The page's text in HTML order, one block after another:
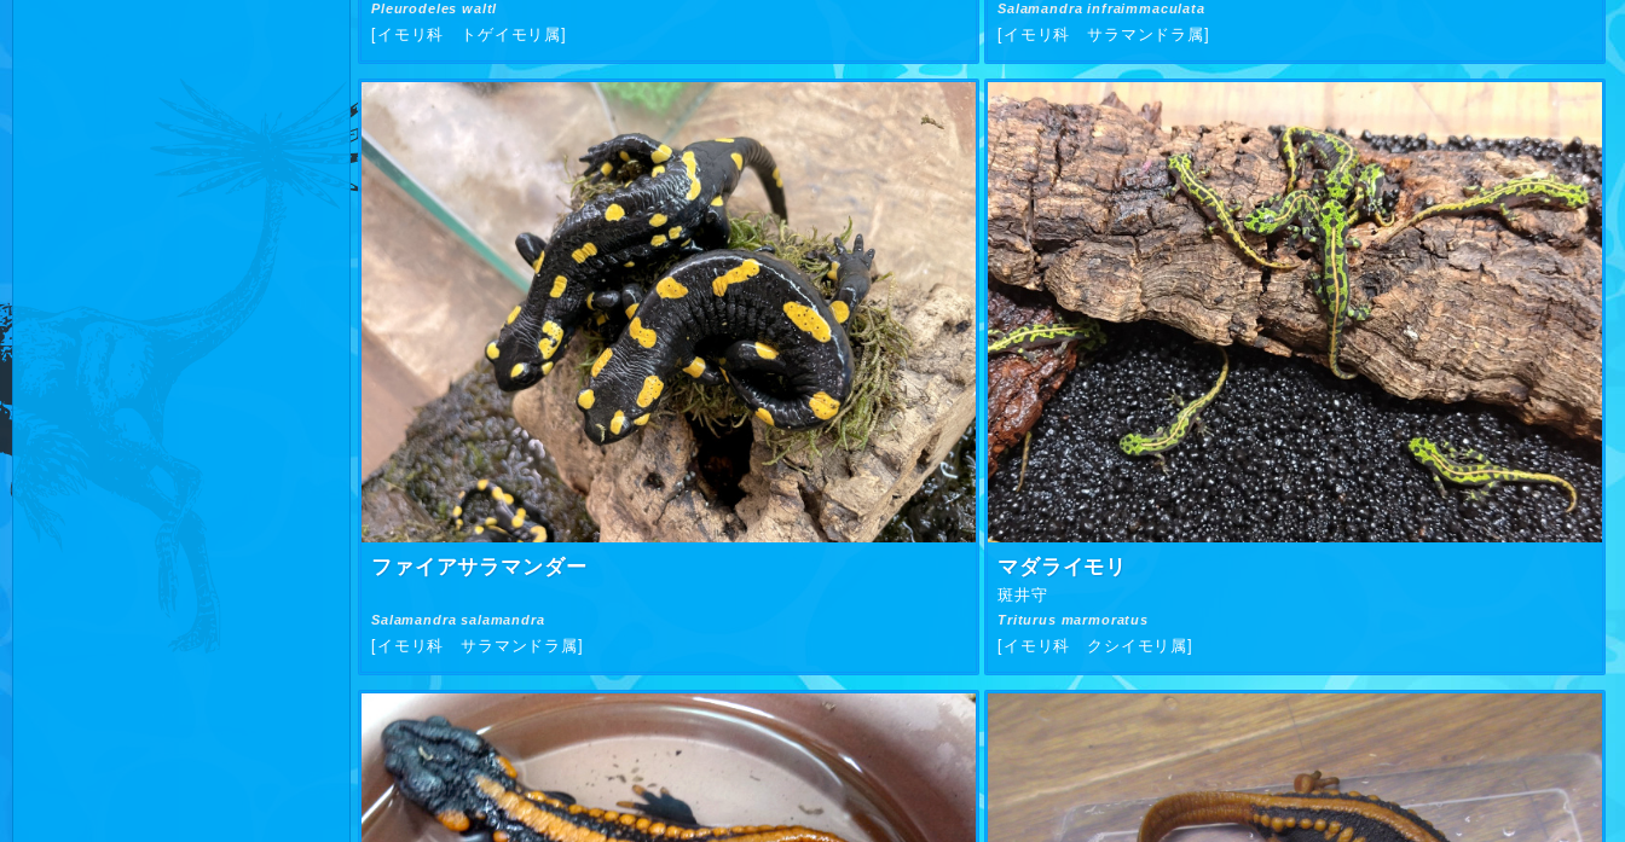
Pleurodeles waltl
[イモリ科 トゲイモリ属]
Salamandra infraimmaculata
[イモリ科 サラマンドラ属]
ファイアサラマンダー
Salamandra salamandra
[イモリ科 サラマンドラ属]
マダライモリ
斑井守
Triturus marmoratus
[イモリ科 クシイモリ属]